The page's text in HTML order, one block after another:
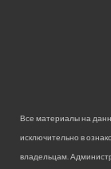
Все материалы на
исключительно в
владельцам.